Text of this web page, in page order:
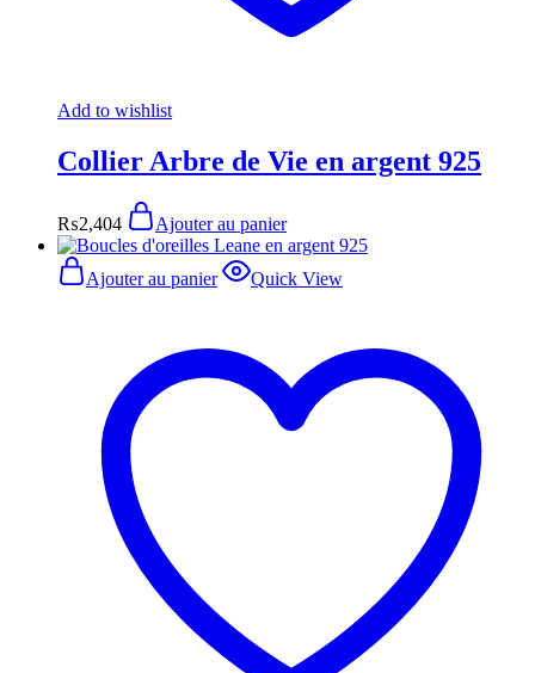
Add to wishlist
Collier Arbre de Vie en argent 925
₨2,404 Ajouter au panier
Ajouter au panier Quick View